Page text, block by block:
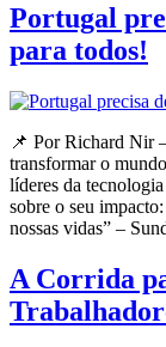
Portugal
para todos!
📌 Por Richard Nir
transformar o
líderes da
sobre o seu
nossas vidas” –
A Corrida